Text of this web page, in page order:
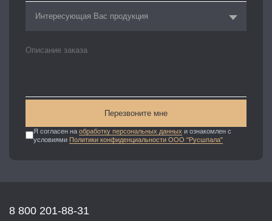
Интересующая Вас продукция
Перезвоните мне
Я согласен на обработку персональных данных и ознакомлен с
условиями Политики конфиденциальности ООО "Русшпала"
8 800 201-88-31